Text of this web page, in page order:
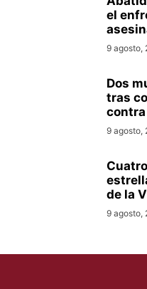
el
9 agosto,
Dos
tras
contra
9 agosto,
de la
9 agosto,